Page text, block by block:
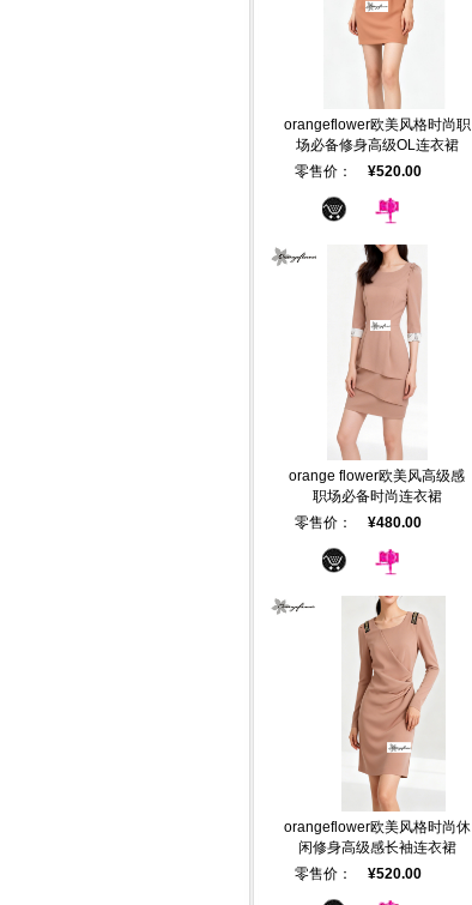
orangeflower欧美风格时尚职
场必备修身高级OL连衣裙
零售价：
¥520.00
orange flower欧美风高级感
职场必备时尚连衣裙
零售价：
¥480.00
orangeflower欧美风格时尚休
闲修身高级感长袖连衣裙
零售价：
¥520.00